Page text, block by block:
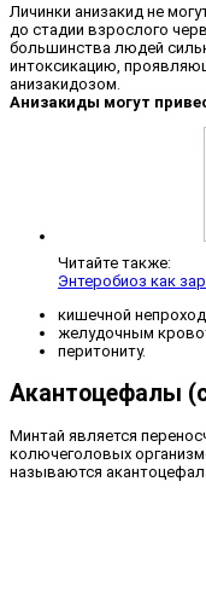
Личинки анизакид не
до стадии взрослого
большинства людей
интоксикацию,
анизакидозом.
Анизакиды могут
Читайте также:
Энтеробиоз как
кишечной
желудочным
перитониту.
Акантоцефалы
Минтай является
колючеголовых
называются